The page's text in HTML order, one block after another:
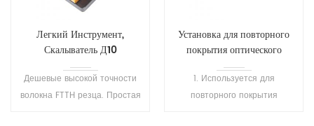
Легкий Инструмент,
Скалыватель Д10
Дешевые высокой точности
волокна FTTH резца. Простая
Установка для повторного
покрытия оптического
волокна SH-T101
1. Используется для
повторного покрытия